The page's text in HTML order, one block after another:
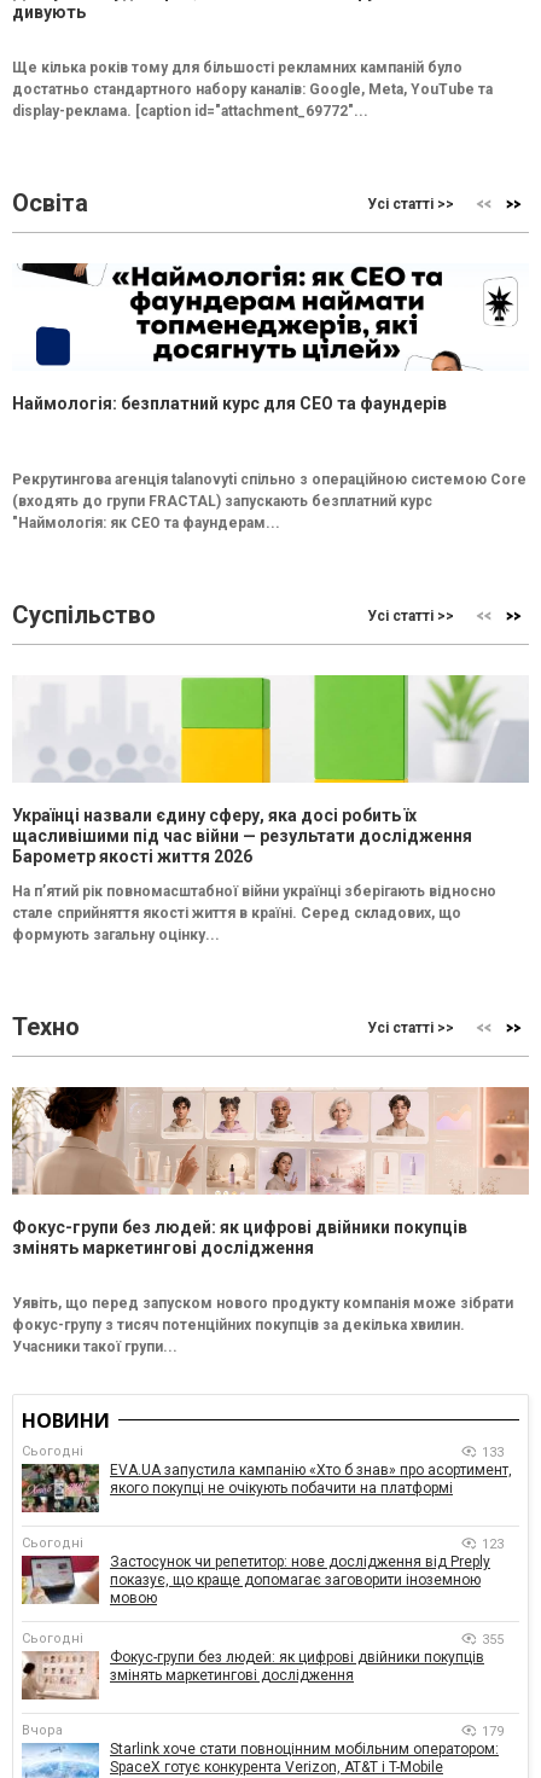
дивують
Ще кілька років тому для більшості рекламних кампаній було
достатньо стандартного набору каналів: Google, Meta, YouTube та
display-реклама. [caption id="attachment_69772"...
Освіта Усі статті >>
Наймологія: безплатний курс для CEO та фаундерів
Рекрутингова агенція talanovyti спільно з операційною системою Core
(входять до групи FRACTAL) запускають безплатний курс
"Наймологія: як СEO та фаундерам...
Суспільство Усі статті >>
Українці назвали єдину сферу, яка досі робить їх
щасливішими під час війни — результати дослідження
Барометр якості життя 2026
На п’ятий рік повномасштабної війни українці зберігають відносно
стале сприйняття якості життя в країні. Серед складових, що
формують загальну оцінку...
Техно Усі статті >>
Фокус-групи без людей: як цифрові двійники покупців
змінять маркетингові дослідження
Уявіть, що перед запуском нового продукту компанія може зібрати
фокус-групу з тисяч потенційних покупців за декілька хвилин.
Учасники такої групи...
НОВИНИ
Сьогодні 133
EVA.UA запустила кампанію «Хто б знав» про асортимент,
якого покупці не очікують побачити на платформі
Сьогодні 123
Застосунок чи репетитор: нове дослідження від Preply
показує, що краще допомагає заговорити іноземною
мовою
Сьогодні 355
Фокус-групи без людей: як цифрові двійники покупців
змінять маркетингові дослідження
Вчора 179
Starlink хоче стати повноцінним мобільним оператором:
SpaceX готує конкурента Verizon, AT&T і T-Mobile